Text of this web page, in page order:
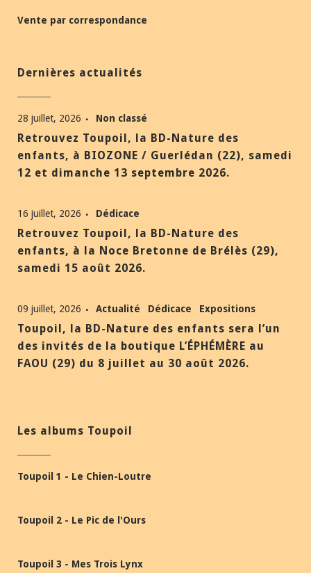
Vente par correspondance
Dernières actualités
28 juillet, 2026 Non classé
Retrouvez Toupoil, la BD-Nature des
enfants, à BIOZONE / Guerlédan (22), samedi
12 et dimanche 13 septembre 2026.
16 juillet, 2026 Dédicace
Retrouvez Toupoil, la BD-Nature des
enfants, à la Noce Bretonne de Brélès (29),
samedi 15 août 2026.
09 juillet, 2026 Actualité Dédicace Expositions
Toupoil, la BD-Nature des enfants sera l’un
des invités de la boutique L’ÉPHÉMÈRE au
FAOU (29) du 8 juillet au 30 août 2026.
Les albums Toupoil
Toupoil 1 - Le Chien-Loutre
Toupoil 2 - Le Pic de l'Ours
Toupoil 3 - Mes Trois Lynx